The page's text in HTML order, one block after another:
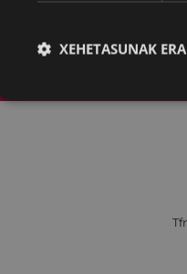
XEHETASUNAK